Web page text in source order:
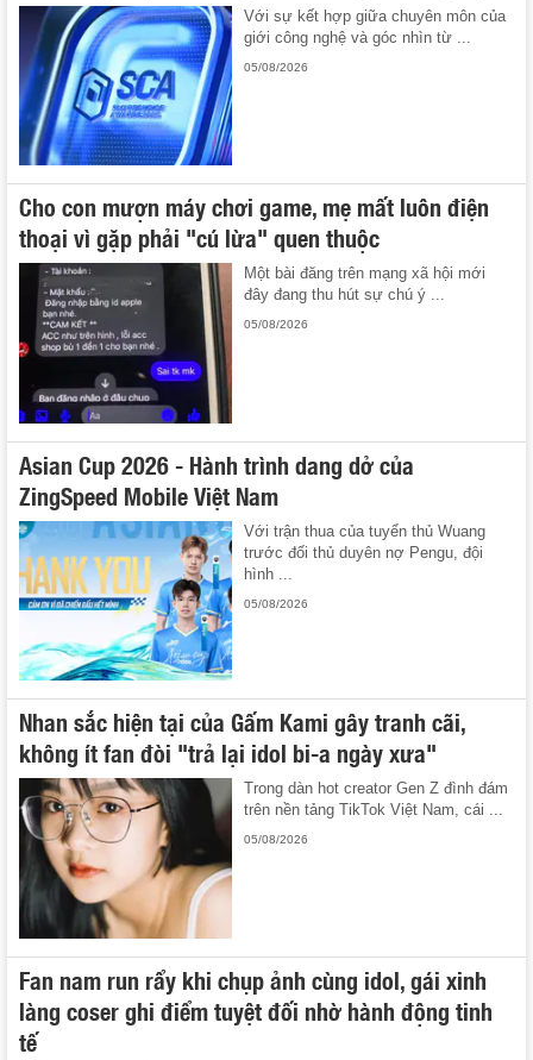
Với sự kết hợp giữa chuyên môn của
giới công nghệ và góc nhìn từ ...
05/08/2026
Cho con mượn máy chơi game, mẹ mất luôn điện
thoại vì gặp phải "cú lừa" quen thuộc
Một bài đăng trên mạng xã hội mới
đây đang thu hút sự chú ý ...
05/08/2026
Asian Cup 2026 - Hành trình dang dở của
ZingSpeed Mobile Việt Nam
Với trận thua của tuyển thủ Wuang
trước đối thủ duyên nợ Pengu, đội
hình ...
05/08/2026
Nhan sắc hiện tại của Gấm Kami gây tranh cãi,
không ít fan đòi "trả lại idol bi-a ngày xưa"
Trong dàn hot creator Gen Z đình đám
trên nền tảng TikTok Việt Nam, cái ...
05/08/2026
Fan nam run rẩy khi chụp ảnh cùng idol, gái xinh
làng coser ghi điểm tuyệt đối nhờ hành động tinh
tế